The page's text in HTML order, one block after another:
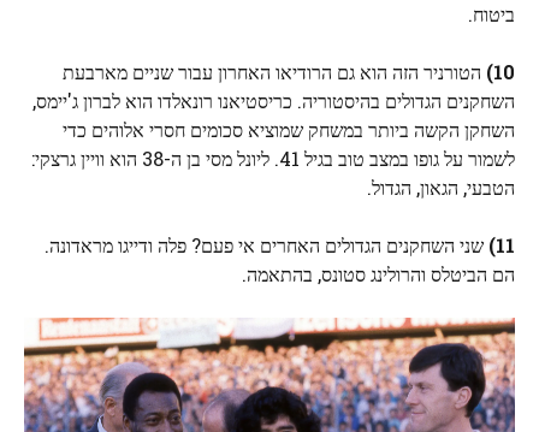
ביטוח.
10) הטורניר הזה הוא גם הרודיאו האחרון עבור שניים מארבעת
השחקנים הגדולים בהיסטוריה. כריסטיאנו רונאלדו הוא לברון ג'יימס,
השחקן הקשה ביותר במשחק שמוציא סכומים חסרי אלוהים כדי
לשמור על גופו במצב טוב בגיל 41. ליונל מסי בן ה-38 הוא וויין גרצקי:
הטבעי, הגאון, הגדול.
11) שני השחקנים הגדולים האחרים אי פעם? פלה ודייגו מראדונה.
הם הביטלס והרולינג סטונס, בהתאמה.